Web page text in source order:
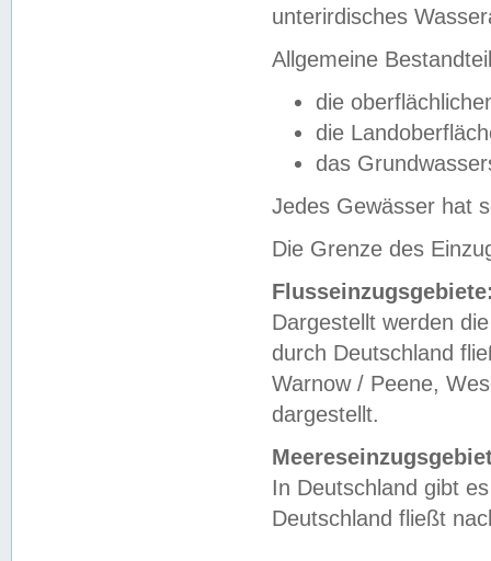
unterirdisches
Allgemeine
die
die
das
Jedes Gewässer hat
Die Grenze des
Dargestellt werden
durch Deutschland
Warnow / Peene,
dargestellt.
In Deutschland gibt
Deutschland fließt